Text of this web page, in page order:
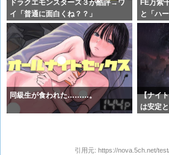
ドラクエモンスターズ３が酷評→ワ
イ「普通に面白くね？？」
FE万紫
と「ハ
同級生が食われた………。
【ナイ
は安定
引用元: https://nova.5ch.net/